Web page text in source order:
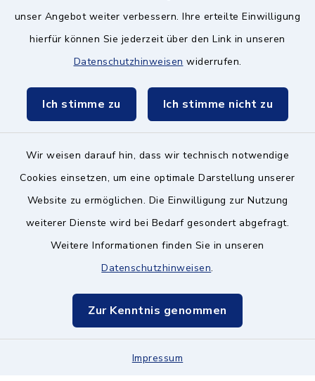
unser Angebot weiter verbessern. Ihre erteilte Einwilligung
hierfür können Sie jederzeit über den Link in unseren
Datenschutzhinweisen widerrufen.
Ich stimme zu Ich stimme nicht zu
Wir weisen darauf hin, dass wir technisch notwendige
Cookies einsetzen, um eine optimale Darstellung unserer
Website zu ermöglichen. Die Einwilligung zur Nutzung
weiterer Dienste wird bei Bedarf gesondert abgefragt.
Weitere Informationen finden Sie in unseren
Datenschutzhinweisen.
Zur Kenntnis genommen
Impressum
Landratsamt München
Zweckverband München Südost
Kontakt ins Rathaus
Datenschutz
Hinweisgeberschutz
Sitemap